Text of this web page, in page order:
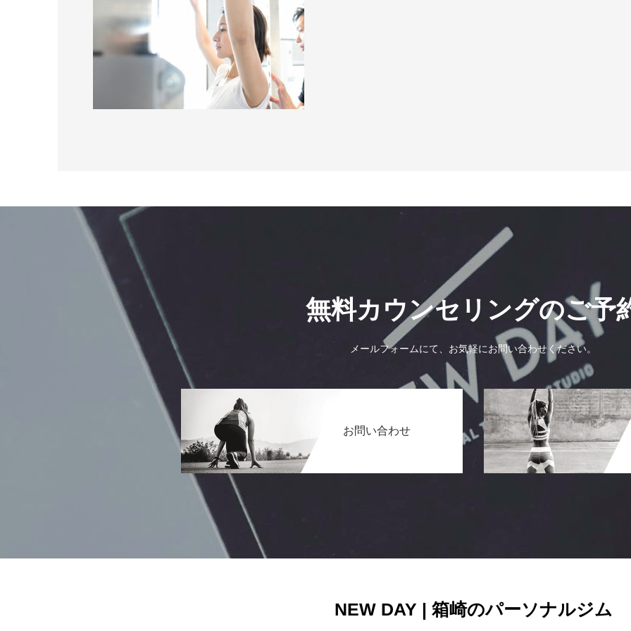
無料カウンセリングのご予
メールフォームにて、お気軽にお問い合わせください。
お問い合わせ
NEW DAY | 箱崎のパーソナルジム